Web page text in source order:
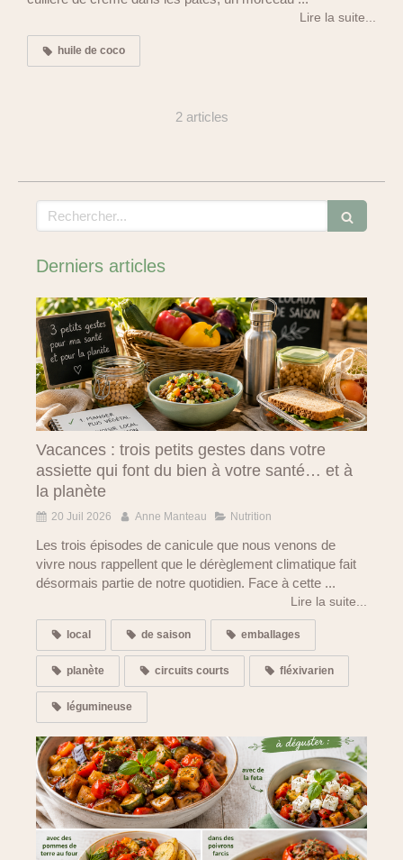
Lire la suite...
huile de coco
2 articles
Rechercher
Derniers articles
Vacances : trois petits gestes dans votre
assiette qui font du bien à votre santé… et à
la planète
20 Juil 2026 Anne Manteau Nutrition
Les trois épisodes de canicule que nous venons de
vivre nous rappellent que le dérèglement climatique fait
désormais partie de notre quotidien. Face à cette ...
Lire la suite...
local de saison emballages
planète circuits courts fléxivarien
légumineuse